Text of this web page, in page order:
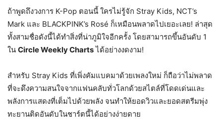
ถ้าพูดถึงวงการ K-Pop ตอนนี้ ใครไม่รู้จัก Stray Kids, NCT’s
Mark และ BLACKPINK’s Rosé ก็เหมือนพลาดไปเยอะเลย! ล่าสุด
ทั้งสามชื่อดังนี้ได้ทำสิ่งที่น่าภูมิใจอีกครั้ง โดยสามารถขึ้นอันดับ 1
ใน Circle Weekly Chartsได้อย่างงดงาม!
สำหรับ Stray Kids ที่เพิ่งคัมแบคมาด้วยเพลงใหม่ ก็ถือว่าไม่พลาด
ที่จะดึงความสนใจจากแฟนคลับทั่วโลกด้วยสไตล์ที่โดดเด่นและ
พลังการแสดงที่เต็มไปด้วยพลัง จนทำให้ยอดวิวและยอดสตรีมพุ่ง
ทะยานติดอันดับในชาร์ตนี้ได้อย่างง่ายดาย